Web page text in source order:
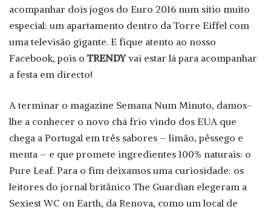
acompanhar dois jogos do Euro 2016 num sítio muito
especial: um apartamento dentro da Torre Eiffel com
uma televisão gigante. E fique atento ao nosso
Facebook, pois o TRENDYvai estar lá para acompanhar
a festa em directo!
A terminar o magazine Semana Num Minuto, damos-
lhe a conhecer o novo chá frio vindo dos EUA que
chega a Portugal em três sabores – limão, pêssego e
menta – e que promete ingredientes 100% naturais: o
Pure Leaf. Para o fim deixamos uma curiosidade: os
leitores do jornal britânico The Guardian elegeram a
Sexiest WC on Earth, da Renova, como um local de